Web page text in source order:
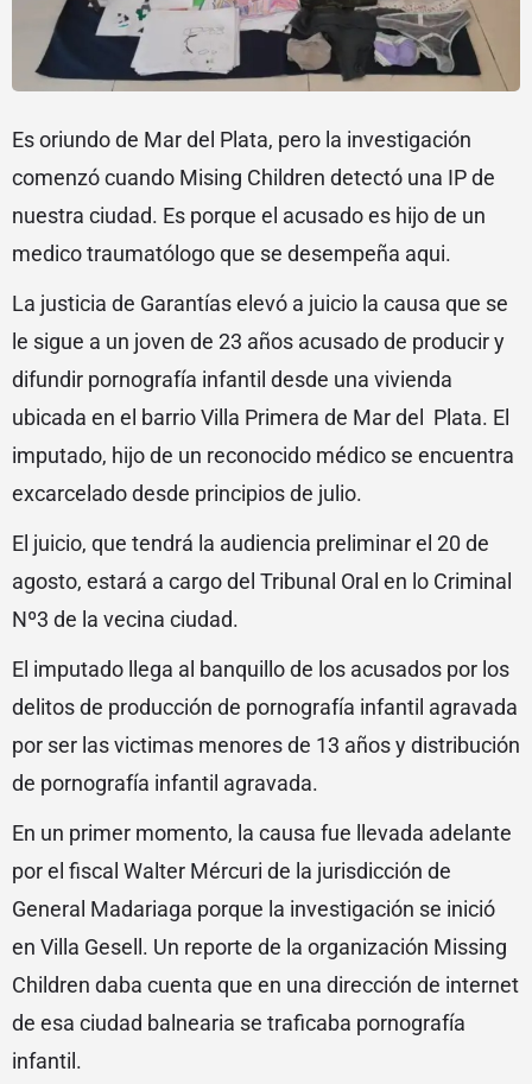
Es oriundo de Mar del Plata, pero la investigación
comenzó cuando Mising Children detectó una IP de
nuestra ciudad. Es porque el acusado es hijo de un
medico traumatólogo que se desempeña aqui.
La justicia de Garantías elevó a juicio la causa que se
le sigue a un joven de 23 años acusado de producir y
difundir pornografía infantil desde una vivienda
ubicada en el barrio Villa Primera de Mar del Plata. El
imputado, hijo de un reconocido médico se encuentra
excarcelado desde principios de julio.
El juicio, que tendrá la audiencia preliminar el 20 de
agosto, estará a cargo del Tribunal Oral en lo Criminal
Nº3 de la vecina ciudad.
El imputado llega al banquillo de los acusados por los
delitos de producción de pornografía infantil agravada
por ser las victimas menores de 13 años y distribución
de pornografía infantil agravada.
En un primer momento, la causa fue llevada adelante
por el fiscal Walter Mércuri de la jurisdicción de
General Madariaga porque la investigación se inició
en Villa Gesell. Un reporte de la organización Missing
Children daba cuenta que en una dirección de internet
de esa ciudad balnearia se traficaba pornografía
infantil.